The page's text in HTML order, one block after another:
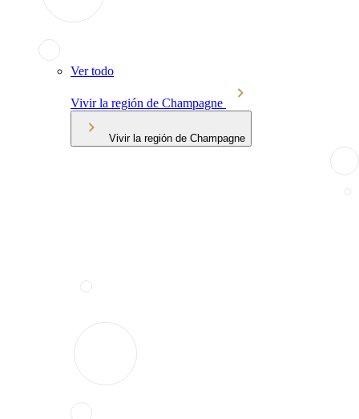
Ver todo
Vivir la región de Champagne
Vivir la región de Champagne